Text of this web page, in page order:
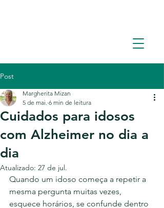
Post
Cuidados para idosos
com Alzheimer no dia a
dia
Margherita Mizan
5 de mai. 6 min de leitura
Atualizado: 27 de jul.
Quando um idoso começa a repetir a
mesma pergunta muitas vezes,
esquece horários, se confunde dentro